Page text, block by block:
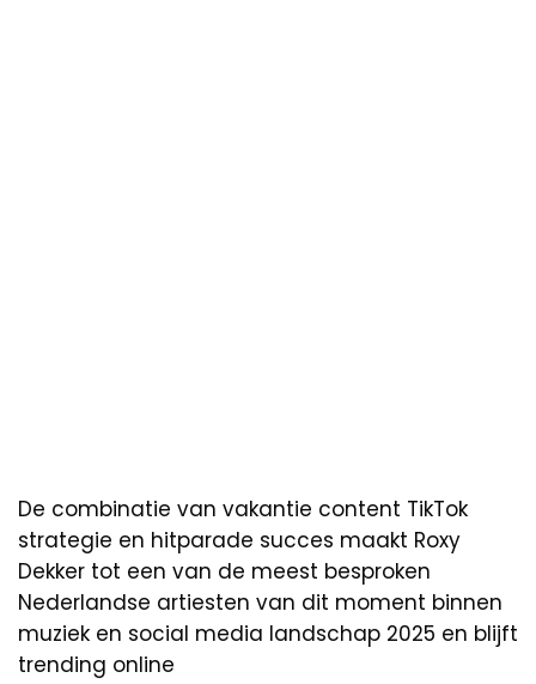
De combinatie van vakantie content TikTok
strategie en hitparade succes maakt Roxy
Dekker tot een van de meest besproken
Nederlandse artiesten van dit moment binnen
muziek en social media landschap 2025 en blijft
trending online